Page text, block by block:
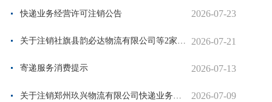
快递业务经营许可注销公告 2026-07-23
2026-07-21
寄递服务消费提示 2026-07-13
2026-07-09